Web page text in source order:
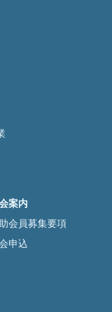
案内
会員募集要項
申込